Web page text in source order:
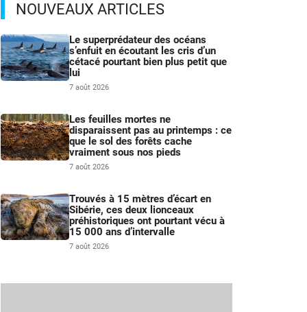
NOUVEAUX ARTICLES
Le superprédateur des océans
s’enfuit en écoutant les cris d’un
cétacé pourtant bien plus petit que
lui
7 août 2026
Les feuilles mortes ne
disparaissent pas au printemps : ce
que le sol des forêts cache
vraiment sous nos pieds
7 août 2026
Trouvés à 15 mètres d’écart en
Sibérie, ces deux lionceaux
préhistoriques ont pourtant vécu à
15 000 ans d’intervalle
7 août 2026